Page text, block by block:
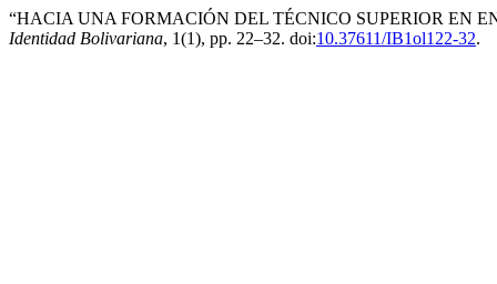
“HACIA UNA FORMACIÓN DEL TÉCNICO SUPERIOR EN
Identidad Bolivariana, 1(1), pp. 22–32. doi:10.37611/IB1ol122-32.